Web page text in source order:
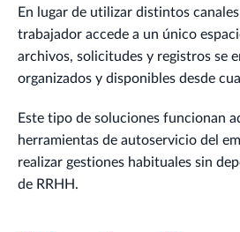
En lugar de utilizar distintos
trabajador accede a un único
archivos, solicitudes y registros se
organizados y disponibles desde
Este tipo de soluciones funcionan
herramientas de autoservicio del
realizar gestiones habituales sin
de RRHH.